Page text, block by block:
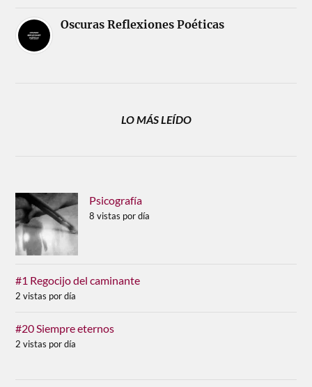
Oscuras Reflexiones Poéticas
LO MÁS LEÍDO
Psicografía
8 vistas por día
#1 Regocijo del caminante
2 vistas por día
#20 Siempre eternos
2 vistas por día